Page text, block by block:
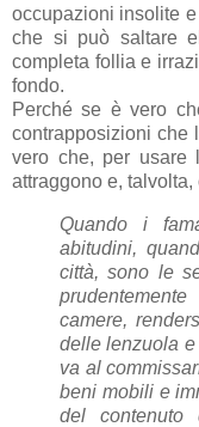
occupazioni insolite
che si può saltare
completa follia e
fondo.
Perché se è vero
contrapposizioni che
vero che, per usare
attraggono e, talvolta,
Quando i
abitudini,
città, sono le
camere,
delle lenzuola
va al
beni mobili e
del